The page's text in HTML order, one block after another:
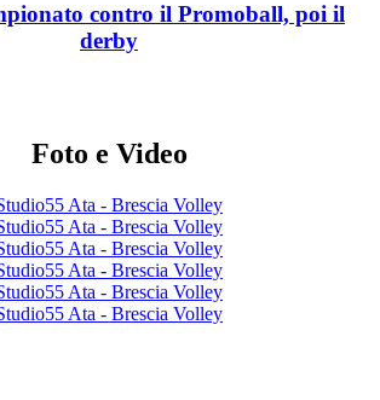
contro il Promoball, poi il
derby
Foto e Video
Ata - Brescia Volley
Ata - Brescia Volley
Ata - Brescia Volley
Ata - Brescia Volley
Ata - Brescia Volley
Ata - Brescia Volley